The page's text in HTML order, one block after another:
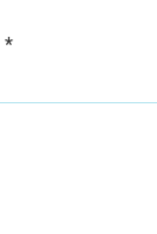
*